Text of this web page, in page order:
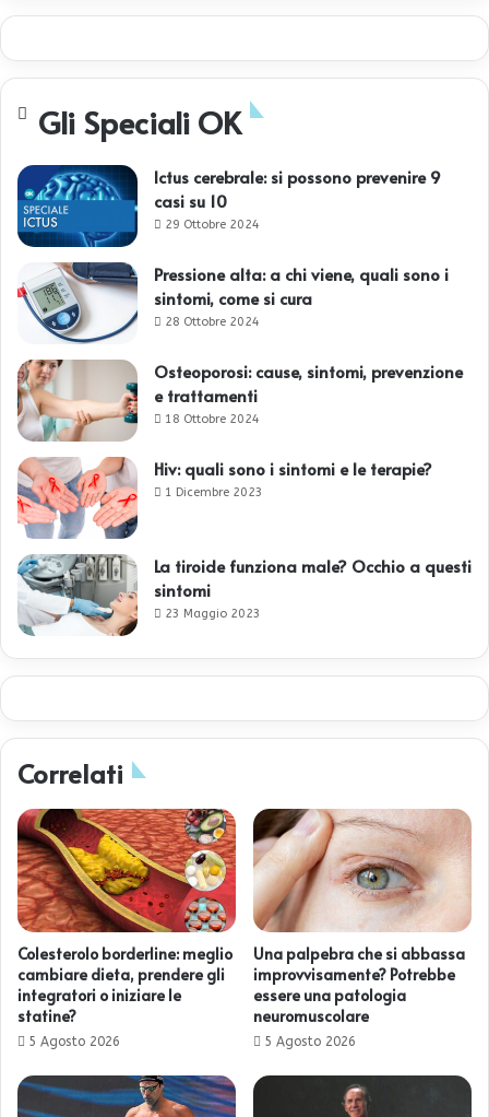
Gli Speciali OK
Ictus cerebrale: si possono prevenire 9
casi su 10
29 Ottobre 2024
Pressione alta: a chi viene, quali sono i
sintomi, come si cura
28 Ottobre 2024
Osteoporosi: cause, sintomi, prevenzione
e trattamenti
18 Ottobre 2024
Hiv: quali sono i sintomi e le terapie?
1 Dicembre 2023
La tiroide funziona male? Occhio a questi
sintomi
23 Maggio 2023
Correlati
Colesterolo borderline: meglio
cambiare dieta, prendere gli
integratori o iniziare le
statine?
5 Agosto 2026
Una palpebra che si abbassa
improvvisamente? Potrebbe
essere una patologia
neuromuscolare
5 Agosto 2026